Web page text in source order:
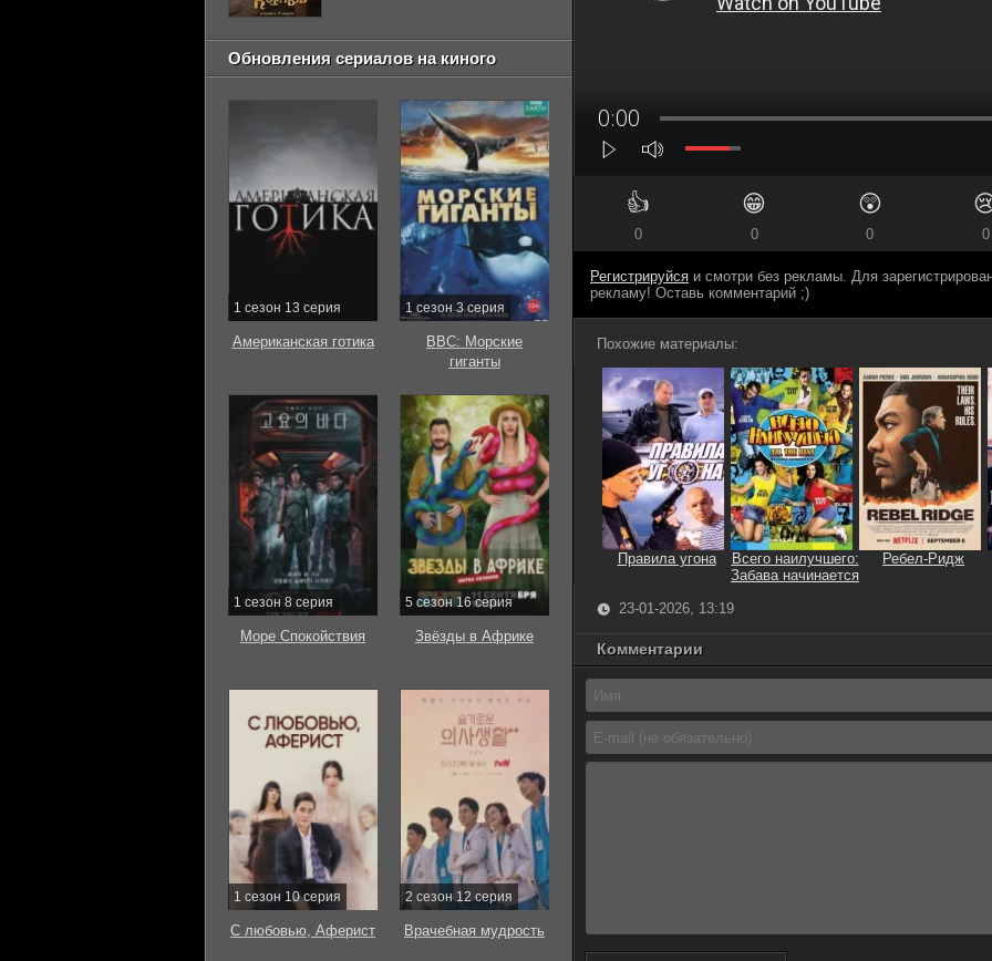
👍
0
😁
0
😲
0 0
Регистрируйся и смотри без рекламы. Для
рекламу! Оставь комментарий ;)
Похожие материалы:
Правила угона
Всего наилучшего:
Забава начинается
Ребел-Ридж
23-01-2026, 13:19
Комментарии
Обновления сериалов на киного
1 сезон 13 серия
Американская готика
1 сезон 3 серия
BBC: Морские
гиганты
1 сезон 8 серия
Море Спокойствия
5 сезон 16 серия
Звёзды в Африке
1 сезон 10 серия
С любовью, Аферист
2 сезон 12 серия
Врачебная мудрость